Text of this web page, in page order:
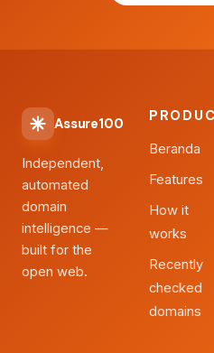
Assure100
Independent,
automated
domain
intelligence —
built for the
open web.
Beranda
Features
How it
works
Recently
checked
domains